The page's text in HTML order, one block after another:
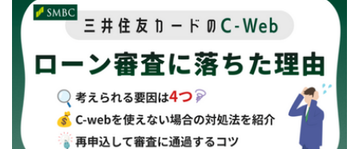
だし、特定の商品を根拠なくPRするものではなく、当編集部の調査／ユーザー
への口コミ収集などに基づき、公平性を担保した情報提供を行っています。
>提携企業一覧